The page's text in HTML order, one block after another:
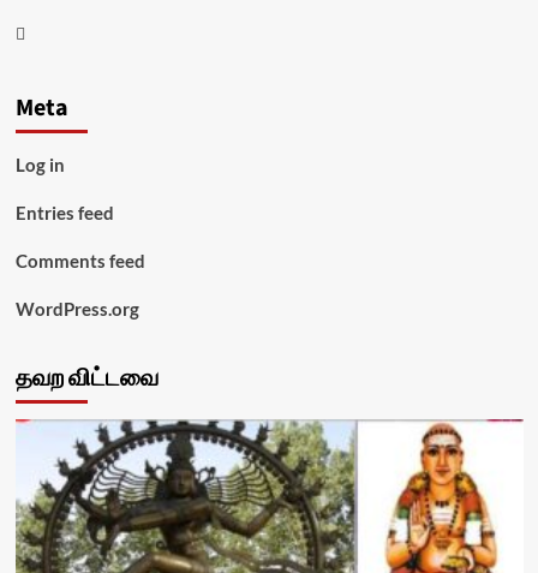
Youtube
Meta
Log in
Entries feed
Comments feed
WordPress.org
தவற விட்டவை